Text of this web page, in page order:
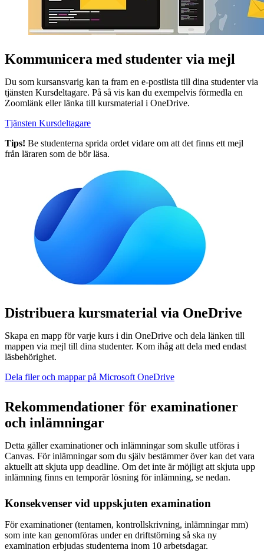
Kommunicera med studenter via mejl
Du som kursansvarig kan ta fram en e-postlista till dina studenter via
tjänsten Kursdeltagare. På så vis kan du exempelvis förmedla en
Zoomlänk eller länka till kursmaterial i OneDrive.
Tjänsten Kursdeltagare
Tips! Be studenterna sprida ordet vidare om att det finns ett mejl
från läraren som de bör läsa.
Distribuera kursmaterial via OneDrive
Skapa en mapp för varje kurs i din OneDrive och dela länken till
mappen via mejl till dina studenter. Kom ihåg att dela med endast
läsbehörighet.
Dela filer och mappar på Microsoft OneDrive
Rekommendationer för examinationer
och inlämningar
Detta gäller examinationer och inlämningar som skulle utföras i
Canvas. För inlämningar som du själv bestämmer över kan det vara
aktuellt att skjuta upp deadline. Om det inte är möjligt att skjuta upp
inlämning finns en temporär lösning för inlämning, se nedan.
Konsekvenser vid uppskjuten examination
För examinationer (tentamen, kontrollskrivning, inlämningar mm)
som inte kan genomföras under en driftstörning så ska ny
examination erbjudas studenterna inom 10 arbetsdagar.